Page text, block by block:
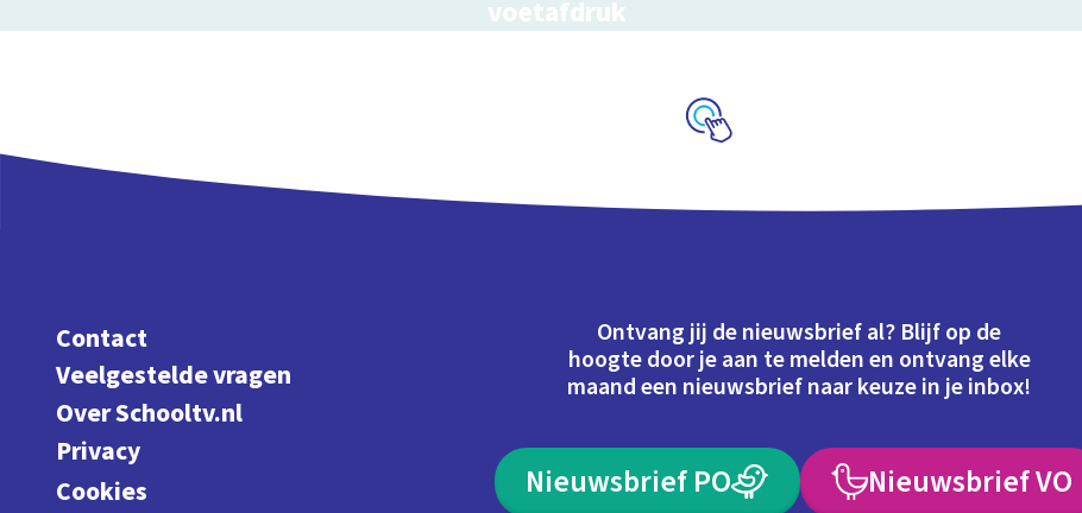
voetafdruk
Ontdek hoe jouw levensstijl
Contact
Veelgestelde vragen
Over Schooltv.nl
Privacy
Cookies
Ontvang jij de nieuwsbrief al? Blijf op de
hoogte door je aan te melden en ontvang elke
maand een nieuwsbrief naar keuze in je inbox!
Nieuwsbrief PO Nieuwsbrief VO